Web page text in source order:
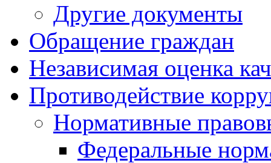
Другие документы
Обращение граждан
Независимая оценка
Противодействие
Нормативные
Федеральные